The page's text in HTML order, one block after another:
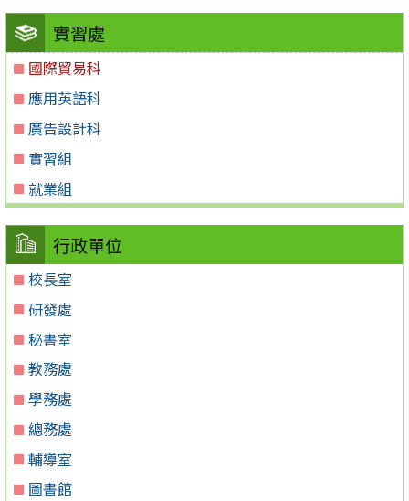
實習處
國際貿易科
應用英語科
廣告設計科
實習組
就業組
行政單位
校長室
研發處
秘書室
教務處
學務處
總務處
輔導室
圖書館